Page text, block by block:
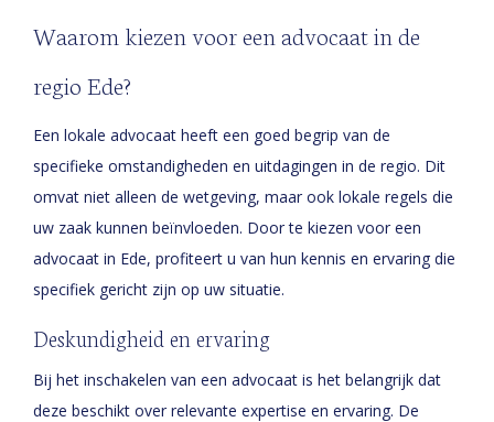
Waarom kiezen voor een advocaat in de
regio Ede?
Een lokale advocaat heeft een goed begrip van de
specifieke omstandigheden en uitdagingen in de regio. Dit
omvat niet alleen de wetgeving, maar ook lokale regels die
uw zaak kunnen beïnvloeden. Door te kiezen voor een
advocaat in Ede, profiteert u van hun kennis en ervaring die
specifiek gericht zijn op uw situatie.
Deskundigheid en ervaring
Bij het inschakelen van een advocaat is het belangrijk dat
deze beschikt over relevante expertise en ervaring. De